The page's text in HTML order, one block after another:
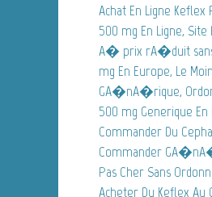
Achat En Ligne
500 mg En Ligne,
A� prix rA�duit sans
mg En Europe, Le
GA�nA�rique,
500 mg Generique
Commander Du
Commander
Pas Cher Sans
Acheter Du Keflex Au